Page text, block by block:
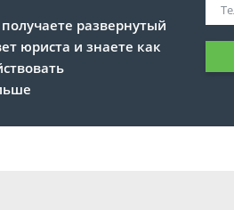
развернутый
юриста и знаете как